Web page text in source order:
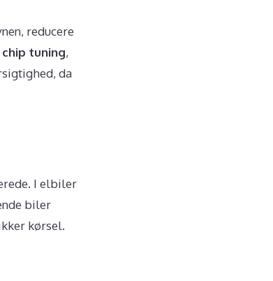
reducere
chip tuning,
da
I elbiler
biler
kørsel.